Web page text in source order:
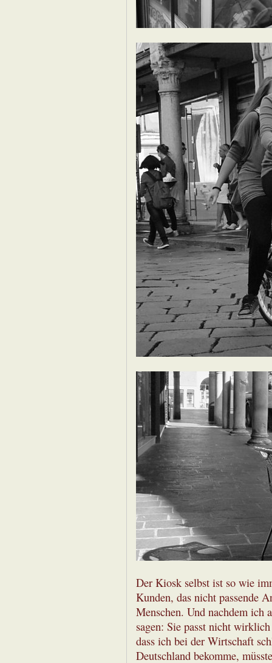
Der Kiosk selbst ist so wie
Kunden, das nicht passende
Menschen. Und nachdem ich
sagen: Sie passt nicht
dass ich bei der Wirtschaft
Deutschland bekomme,